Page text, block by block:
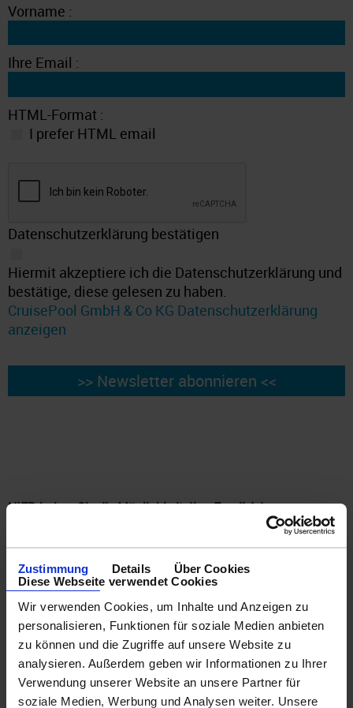
Zustimmung Details
Über Cookies
Diese Webseite verwendet Cookies
Wir verwenden Cookies, um Inhalte und Anzeigen zu
personalisieren, Funktionen für soziale Medien anbieten
zu können und die Zugriffe auf unsere Website zu
analysieren. Außerdem geben wir Informationen zu Ihrer
Verwendung unserer Website an unsere Partner für
soziale Medien, Werbung und Analysen weiter. Unsere
Vorname :
Ihre Email :
HTML-Format :
I prefer HTML email
Datenschutzerklärung bestätigen
Hiermit akzeptiere ich die Datenschutzerklärung und
bestätige, diese gelesen zu haben.
CruisePool GmbH & Co KG Datenschutzerklärung
anzeigen
HIER haben Sie die Möglichkeit, Ihre Email-Adresse zu
ÄNDERN oder unseren Newsletter ABZUBESTELLEN.
Bitte wählen Sie aus den entsprechenden Möglichkeiten.
Bitte tragen Sie hier Ihre aktuelle Emailadresse ein und
wählen Sie anschließend, ob diese ausgetragen oder
gewechselt werden soll.
Im Falle eines Wechsels tragen Sie bitte darunter Ihre neue
Email-Adresse ein
WICHTIG : Sie erhalten Sie eine Email mit einem Link zum
Bestätigen der Abmeldung.